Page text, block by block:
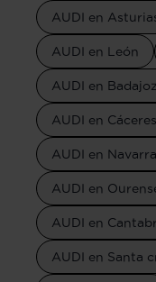
AUDI en
AUDI en León
AUDI en Badajoz
AUDI en Cáceres
AUDI en Navarra
AUDI en
AUDI en
AUDI en Santa